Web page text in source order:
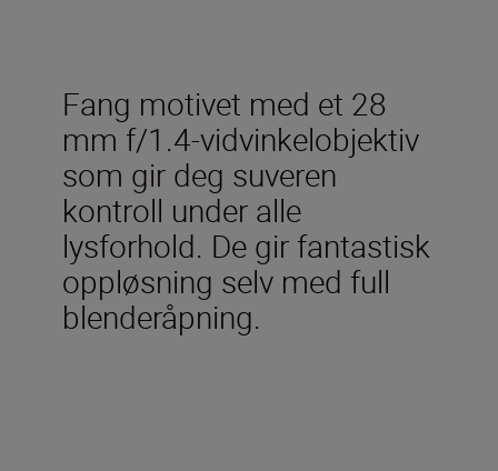
Fang motivet med et 28
mm f/1.4-vidvinkelobjektiv
som gir deg suveren
kontroll under alle
lysforhold. De gir fantastisk
oppløsning selv med full
blenderåpning.